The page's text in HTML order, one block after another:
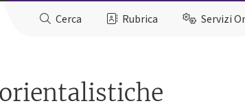
Cerca Rubrica Servizi